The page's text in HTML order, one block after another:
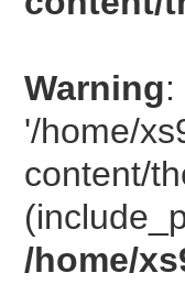
Warning
'/home/
content/
/home/